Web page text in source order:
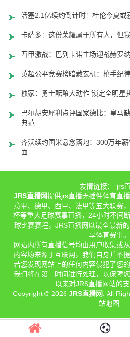
活塞2.1亿续约倒计时！杜伦今夏或
卡萨多：这份荣耀属于所有人，但
西甲激战：巴列卡诺主场迎战赫罗
英超公平竞赛榜暗藏玄机：枪手纪
独家：勇士酝酿大动作 锁定全明星
巴尔胡安犀利点评国家德比：皇马
典范
齐沃续约国米悬念落地：300万年
面
友情链接：
jrs
JRS直播网提供jrs直播无插件体育直
意甲、德甲、西甲、法甲等五大联赛
杯等重大足球赛事直播，24小时不间
球比赛赛程，JRS直播网以最全最新
享体育赛事。
网站内所有直播信号均由用户收集或
内容均来源于互联网，我们自身并不
若您发现网站上的任何内容侵犯了您
我们将在第一时间进行处理，以保障
以来对JRS直播网站的支
Copyright © 2026 JRS直播网 . All
站地图